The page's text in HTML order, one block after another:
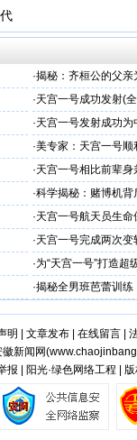
·揭秘：齐桓公的父
·天宫一号成功发射(
·天宫一号发射成功
·美专家：天宫一号顺
·天宫一号相比前辈身
·科学揭秘：赌博机背
·天宫一号航天员生
·天宫一号完成两次变
·为“天宫一号”打造超
·揭秘全男班芭蕾训练
明 文章发布| 在线留言|
徽新闻网(
报 | 阳光·绿色网络工程 |